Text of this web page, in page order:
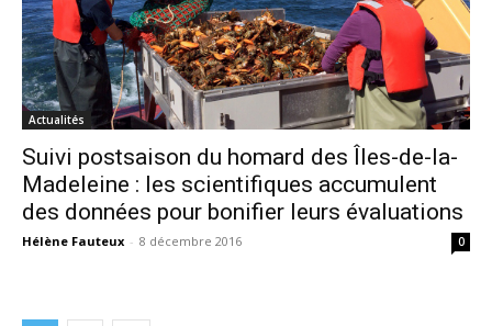
Actualités
Suivi postsaison du homard des Îles-de-la-
Madeleine : les scientifiques accumulent
des données pour bonifier leurs évaluations
Hélène Fauteux - 8 décembre 2016 0